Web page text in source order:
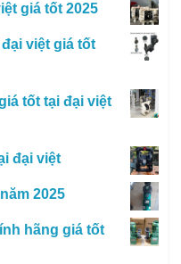
giá tốt 2025
việt giá tốt
tốt tại đại việt
đại việt
2025
hãng giá tốt